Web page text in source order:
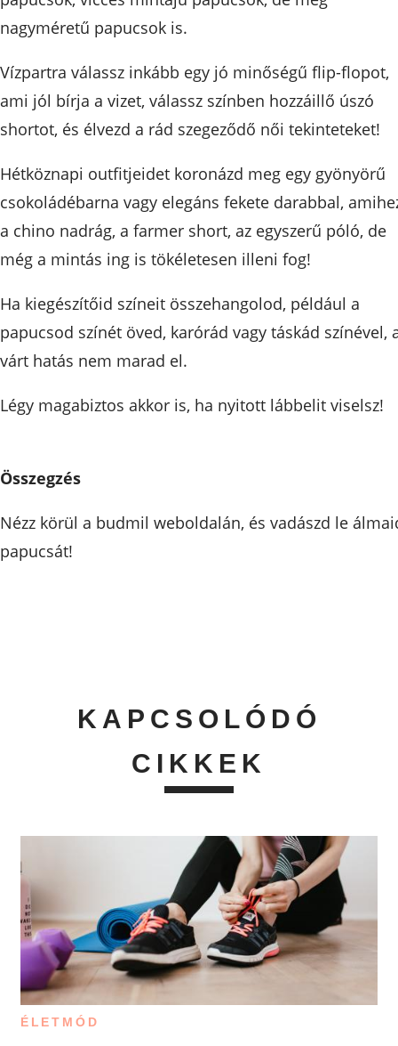
nagyméretű papucsok is.
Vízpartra válassz inkább egy jó minőségű flip-flopot,
ami jól bírja a vizet, válassz színben hozzáillő úszó
shortot, és élvezd a rád szegeződő női tekinteteket!
Hétköznapi outfitjeidet koronázd meg egy gyönyörű
csokoládébarna vagy elegáns fekete darabbal,
a chino nadrág, a farmer short, az egyszerű póló, de
még a mintás ing is tökéletesen illeni fog!
Ha kiegészítőid színeit összehangolod, például a
papucsod színét öved, karórád vagy táskád színével,
várt hatás nem marad el.
Légy magabiztos akkor is, ha nyitott lábbelit viselsz!
Összegzés
Nézz körül a budmil weboldalán, és vadászd le
papucsát!
KAPCSOLÓDÓ
CIKKEK
ÉLETMÓD